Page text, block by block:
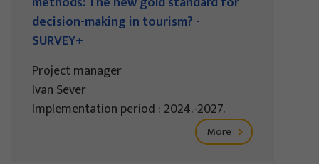
decision-making in tourism? -
SURVEY+
Project manager
Ivan Sever
Implementation period : 2024.-2027.
More